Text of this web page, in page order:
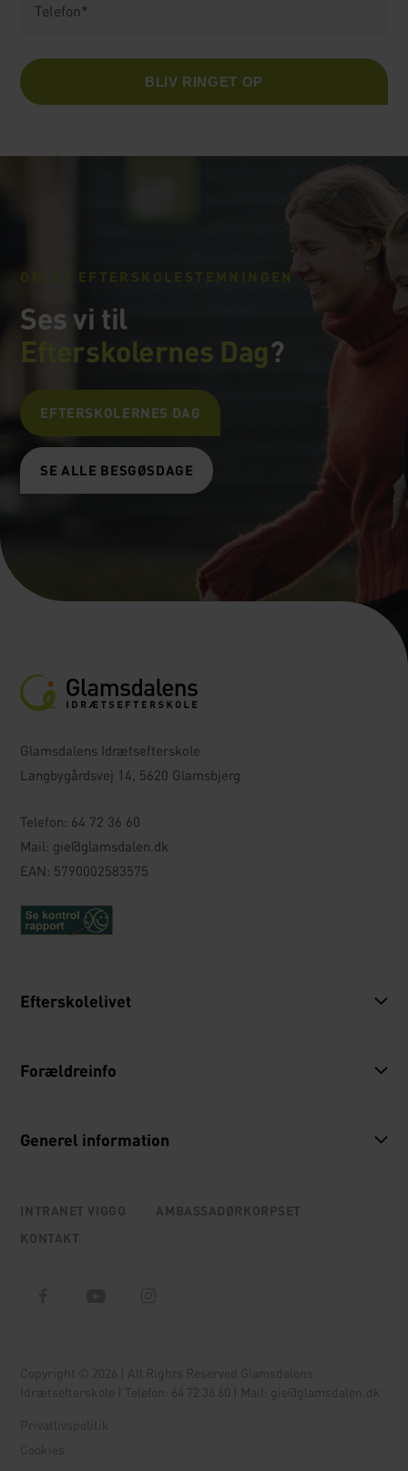
Telefon*
OPLEV EFTERSKOLESTEMNINGEN
Ses vi til
Efterskolernes Dag?
EFTERSKOLERNES DAG
SE ALLE BESGØSDAGE
Glamsdalens Idrætsefterskole
Langbygårdsvej 14, 5620 Glamsbjerg
Telefon: 64 72 36 60
Mail: gie@glamsdalen.dk
EAN: 5790002583575
Efterskolelivet
Forældreinfo
Generel information
INTRANET VIGGO
AMBASSADØRKORPSET
KONTAKT
Copyright © 2026 | All Rights Reserved Glamsdalens
Idrætsefterskole | Telefon: 64 72 36 60 | Mail: gie@glamsdalen.dk
Privatlivspolitik
Cookies